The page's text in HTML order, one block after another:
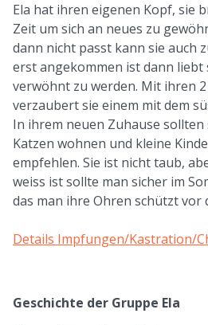
Ela hat ihren eigenen Kopf, sie
Zeit um sich an neues zu
dann nicht passt kann sie auch
erst angekommen ist dann liebt
verwöhnt zu werden. Mit ihren
verzaubert sie einem mit dem
In ihrem neuen Zuhause
Katzen wohnen und kleine
empfehlen. Sie ist nicht taub,
weiss ist sollte man sicher im
das man ihre Ohren schützt vor
Details Impfungen/Kastration/
Geschichte der Gruppe Ela